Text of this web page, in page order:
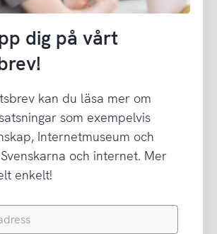
dig på vårt
kan du läsa mer om
som exempelvis
Internetmuseum och
och internet. Mer
enkelt!